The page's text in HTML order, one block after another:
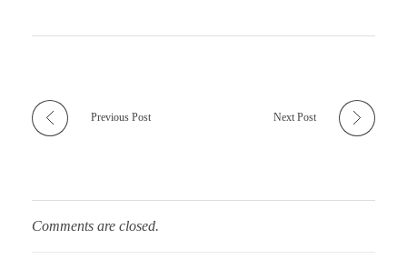
Previous Post Next Post
Comments are closed.